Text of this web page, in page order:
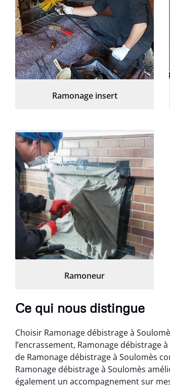
Ramonage insert
Ramoneur
Ce qui nous distingue
Choisir Ramonage débistrage à
l’encrassement, Ramonage
de Ramonage débistrage à Soulomès
Ramonage débistrage à Soulomès
également un accompagnement sur